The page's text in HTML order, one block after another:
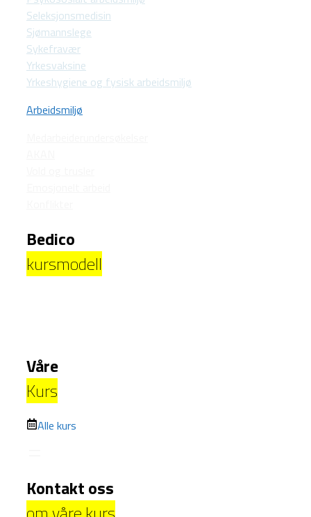
Seleksjonsmedisin
Sjømannslege
Sykefravær
Yrkesvaksine
Yrkeshygiene og fysisk arbeidsmiljø
Arbeidsmiljø
Bedico
kursmodell
Våre
Kurs
Alle kurs
Kontakt oss